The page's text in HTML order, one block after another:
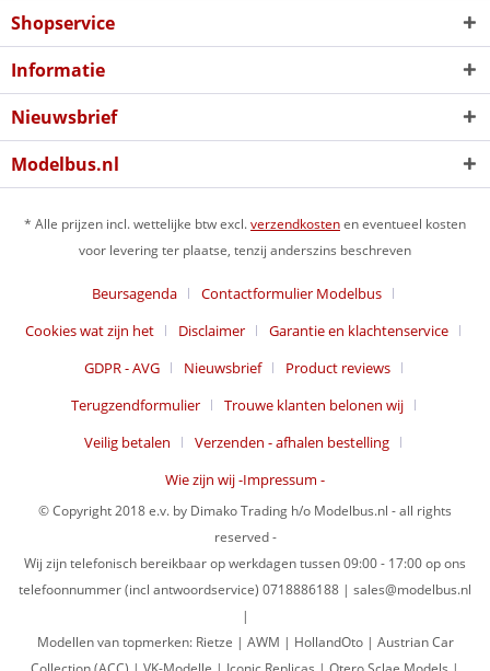
Shopservice
Informatie
Nieuwsbrief
Modelbus.nl
* Alle prijzen incl. wettelijke btw excl.verzendkostenen eventueel kosten
voor levering ter plaatse, tenzij anderszins beschreven
Beursagenda
Contactformulier Modelbus
Cookies wat zijn het
Disclaimer
Garantie en klachtenservice
GDPR - AVG
Nieuwsbrief
Product reviews
Terugzendformulier
Trouwe klanten belonen wij
Veilig betalen
Verzenden - afhalen bestelling
Wie zijn wij -Impressum -
© Copyright 2018 e.v. by Dimako Trading h/o Modelbus.nl - all rights
reserved -
Wij zijn telefonisch bereikbaar op werkdagen tussen 09:00 - 17:00 op ons
telefoonnummer (incl antwoordservice) 0718886188 | sales@modelbus.nl
|
Modellen van topmerken: Rietze | AWM | HollandOto | Austrian Car